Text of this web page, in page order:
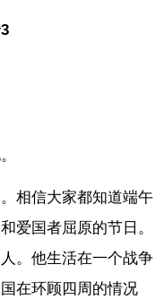
相信大家都知道端午
爱国者屈原的节日。
。他生活在一个战争
在环顾四周的情况